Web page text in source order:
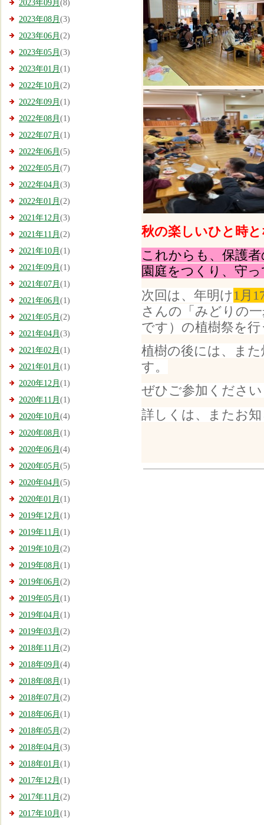
2023年09月 (8)
2023年08月 (3)
2023年06月 (2)
2023年05月 (3)
2023年01月 (1)
2022年10月 (2)
2022年09月 (1)
2022年08月 (1)
2022年07月 (1)
2022年06月 (5)
2022年05月 (7)
2022年04月 (3)
2022年01月 (2)
2021年12月 (3)
2021年11月 (2)
2021年10月 (1)
2021年09月 (1)
2021年07月 (1)
2021年06月 (1)
2021年05月 (2)
2021年04月 (3)
2021年02月 (1)
2021年01月 (1)
2020年12月 (1)
2020年11月 (1)
2020年10月 (4)
2020年08月 (1)
2020年06月 (4)
2020年05月 (5)
2020年04月 (5)
2020年01月 (1)
2019年12月 (1)
2019年11月 (1)
2019年10月 (2)
2019年08月 (1)
2019年06月 (2)
2019年05月 (1)
2019年04月 (1)
2019年03月 (2)
2018年11月 (2)
2018年09月 (4)
2018年08月 (1)
2018年07月 (2)
2018年06月 (1)
2018年05月 (2)
2018年04月 (3)
2018年01月 (1)
2017年12月 (1)
2017年11月 (2)
2017年10月 (1)
秋の楽しいひと時
これからも、保護
園庭をつくり、守
次回は、年明け 1月
さんの「みどりの
です）の植樹祭を
植樹の後には、ま
す。
ぜひご参加くださ
詳しくは、またお